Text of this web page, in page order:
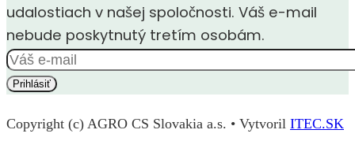
udalostiach v našej spoločnosti. Váš e-mail
nebude poskytnutý tretím osobám.
Copyright (c) AGRO CS Slovakia a.s. • Vytvoril ITEC.SK